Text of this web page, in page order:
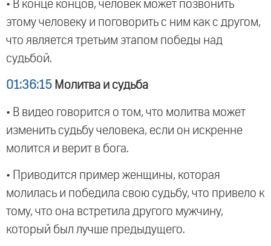
• В конце концов, человек может позвонить
этому человеку и поговорить с ним как с другом,
что является третьим этапом победы над
судьбой.
01:36:15 Молитва и судьба
• В видео говорится о том, что молитва может
изменить судьбу человека, если он искренне
молится и верит в бога.
• Приводится пример женщины, которая
молилась и победила свою судьбу, что привело к
тому, что она встретила другого мужчину,
который был лучше предыдущего.